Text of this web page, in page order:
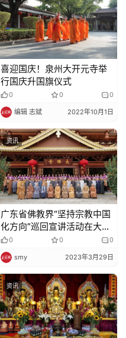
喜迎国庆！泉州大开元寺举
行国庆升国旗仪式
0 0 0
编辑 志斌 2022年10月1日
资讯
广东省佛教界“坚持宗教中国
化方向”巡回宣讲活动在大佛
寺举行
0 0 0
smy 2023年3月29日
资讯